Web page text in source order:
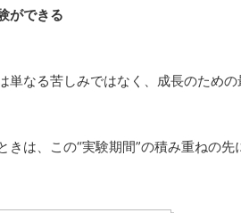
ができる
単なる苦しみではなく、成長のため
は、この“実験期間”の積み重ねの先